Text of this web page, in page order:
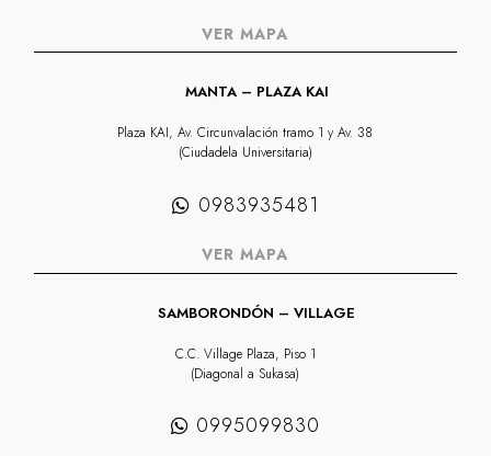
VER MAPA
MANTA – PLAZA KAI
Plaza KAI, Av. Circunvalación tramo 1 y Av. 38
(Ciudadela Universitaria)
0983935481
VER MAPA
SAMBORONDÓN – VILLAGE
C.C. Village Plaza, Piso 1
(Diagonal a Sukasa)
0995099830